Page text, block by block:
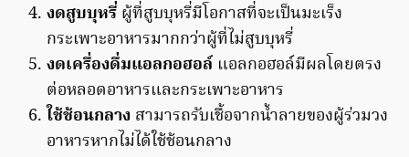
งดสูบบุหรี่ ผู้ที่สูบบุหรี่มีโอกาสที่จะเป็นมะเร็ง
กระเพาะอาหารมากกว่าผู้ที่ไม่สูบบุหรี่
งดเครื่องดื่มแอลกอฮอล์ แอลกอฮอล์มีผลโดยตรง
ต่อหลอดอาหารและกระเพาะอาหาร
ใช้ช้อนกลาง สามารถรับเชื้อจากน้ำลายของผู้ร่วมวง
อาหารหากไม่ได้ใช้ช้อนกลาง